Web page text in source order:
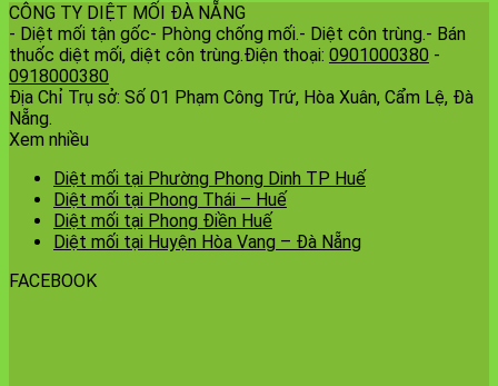
CÔNG TY DIỆT MỐI ĐÀ NẴNG
- Diệt mối tận gốc- Phòng chống mối.- Diệt côn trùng.- Bán
thuốc diệt mối, diệt côn trùng.Điện thoại: 0901000380 -
0918000380
Địa Chỉ Trụ sở: Số 01 Phạm Công Trứ, Hòa Xuân, Cẩm Lệ, Đà
Nẵng.
Xem nhiều
Diệt mối tại Phường Phong Dinh TP Huế
Diệt mối tại Phong Thái – Huế
Diệt mối tại Phong Điền Huế
Diệt mối tại Huyện Hòa Vang – Đà Nẵng
FACEBOOK